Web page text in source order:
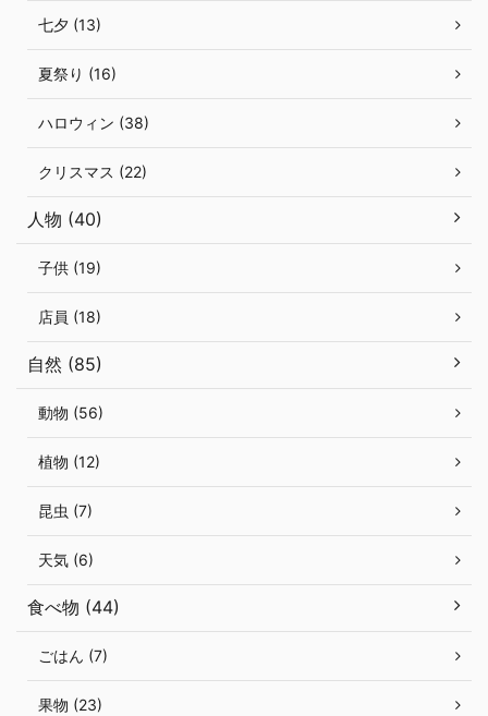
七夕 (13)
夏祭り (16)
ハロウィン (38)
クリスマス (22)
人物 (40)
子供 (19)
店員 (18)
自然 (85)
動物 (56)
植物 (12)
昆虫 (7)
天気 (6)
食べ物 (44)
ごはん (7)
果物 (23)